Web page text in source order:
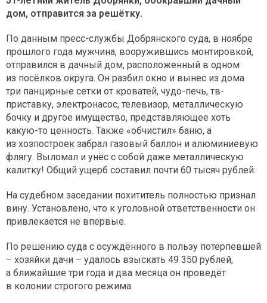
дом, отправится за решётку.
По данным пресс-службы Добрянского суда, в ноябре
прошлого года мужчина, вооружившись монтировкой,
отправился в дачный дом, расположенный в одном
из посёлков округа. Он разбил окно и вынес из дома
три панцирные сетки от кроватей, чудо-печь, тв-
приставку, электронасос, телевизор, металлическую
бочку и другое имущество, представляющее хоть
какую-то ценность. Также «обчистил» баню, а
из хозпостроек забрал газовый баллон и алюминиевую
флягу. Выломал и унёс с собой даже металлическую
калитку! Общий ущерб составил почти 60 тысяч рублей.
На судебном заседании похититель полностью признал
вину. Установлено, что к уголовной ответственности он
привлекается не впервые.
По решению суда с осуждённого в пользу потерпевшей
– хозяйки дачи – удалось взыскать 49 350 рублей,
а ближайшие три года и два месяца он проведёт
в колонии строгого режима.